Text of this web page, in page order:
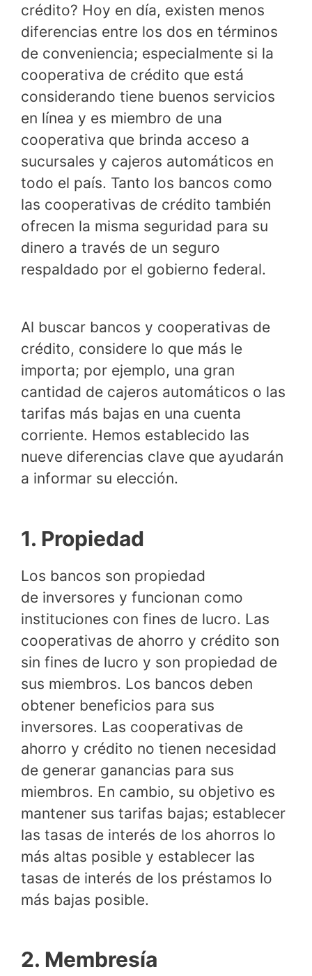
crédito? Hoy en día, existen menos
diferencias entre los dos en términos
de conveniencia; especialmente si la
cooperativa de crédito que está
considerando tiene buenos servicios
en línea y es miembro de una
cooperativa que brinda acceso a
sucursales y cajeros automáticos en
todo el país. Tanto los bancos como
las cooperativas de crédito también
ofrecen la misma seguridad para su
dinero a través de un seguro
respaldado por el gobierno federal.
Al buscar bancos y cooperativas de
crédito, considere lo que más le
importa; por ejemplo, una gran
cantidad de cajeros automáticos o las
tarifas más bajas en una cuenta
corriente. Hemos establecido las
nueve diferencias clave que ayudarán
a informar su elección.
1. Propiedad
Los bancos son propiedad
de inversores y funcionan como
instituciones con fines de lucro. Las
cooperativas de ahorro y crédito son
sin fines de lucro y son propiedad de
sus miembros. Los bancos deben
obtener beneficios para sus
inversores. Las cooperativas de
ahorro y crédito no tienen necesidad
de generar ganancias para sus
miembros. En cambio, su objetivo es
mantener sus tarifas bajas; establecer
las tasas de interés de los ahorros lo
más altas posible y establecer las
tasas de interés de los préstamos lo
más bajas posible.
2. Membresía